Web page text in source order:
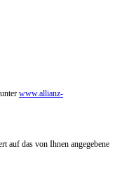
www.allianz-
auf das von Ihnen angegebene